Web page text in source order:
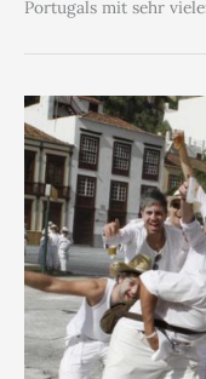
Portugals mit sehr